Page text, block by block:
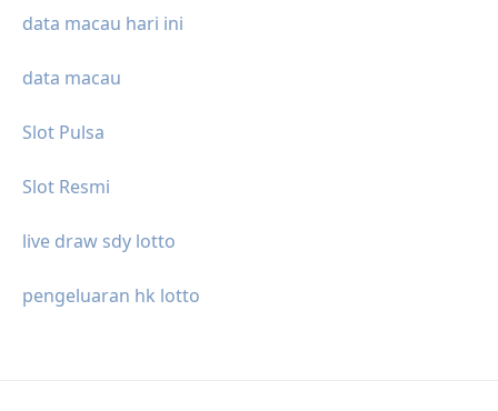
data macau hari ini
data macau
Slot Pulsa
Slot Resmi
live draw sdy lotto
pengeluaran hk lotto